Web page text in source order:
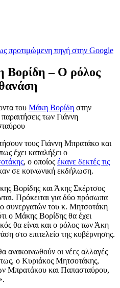
προτιμώμενη πηγή στην Google
Βορίδη – Ο ρόλος
του Μάκη Βορίδη στην
των Γιάννη
τους Γιάννη Μπρατάκο και
έχει καταλήξει ο
, ο οποίος έκανε δεκτές τις
σε κοινωνική εκδήλωση.
Βορίδης και Άκης Σκέρτσος
Πρόκειται για δύο πρόσωπα
συνεργατών του κ. Μητσοτάκη
ο Μάκης Βορίδης θα έχει
θα είναι και ο ρόλος των Άκη
στο επιτελείο της κυβέρνησης.
ανακοινωθούν οι νέες αλλαγές
ο Κυριάκος Μητσοτάκης,
Μπρατάκου και Παπασταύρου,